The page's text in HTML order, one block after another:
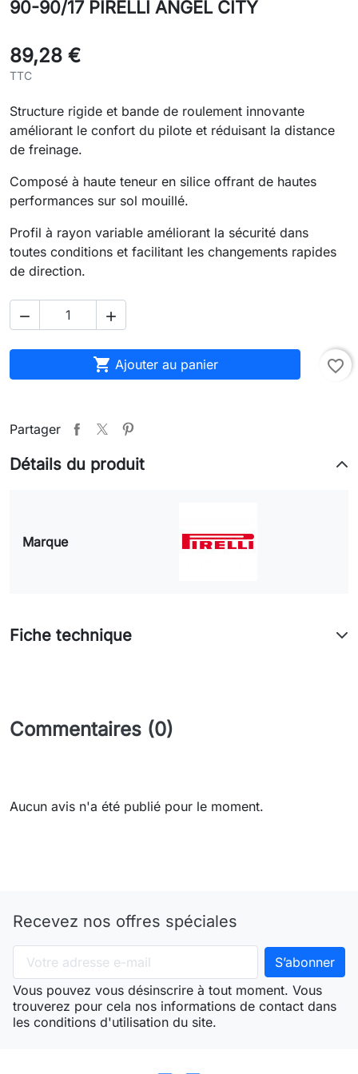
90-90/17 PIRELLI ANGEL CITY
89,28 €
TTC
Structure rigide et bande de roulement innovante
améliorant le confort du pilote et réduisant la distance
de freinage.
Composé à haute teneur en silice offrant de hautes
performances sur sol mouillé.
Profil à rayon variable améliorant la sécurité dans
toutes conditions et facilitant les changements rapides
de direction.
 
 Ajouter au panier favorite_border
Partager
Détails du produit
Marque
Fiche technique
Commentaires (0)
Aucun avis n'a été publié pour le moment.
Recevez nos offres spéciales
Vous pouvez vous désinscrire à tout moment. Vous
trouverez pour cela nos informations de contact dans
les conditions d'utilisation du site.